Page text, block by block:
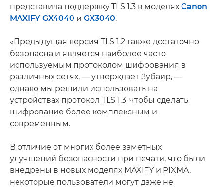
представила поддержку TLS 1.3 в моделях Canon
MAXIFY GX4040 и GX3040.
«Предыдущая версия TLS 1.2 также достаточно
безопасна и является наиболее часто
используемым протоколом шифрования в
различных сетях, — утверждает Зубаир, —
однако мы решили использовать на
устройствах протокол TLS 1.3, чтобы сделать
шифрование более комплексным и
современным.
В отличие от многих более заметных
улучшений безопасности при печати, что были
внедрены в новых моделях MAXIFY и PIXMA,
некоторые пользователи могут даже не